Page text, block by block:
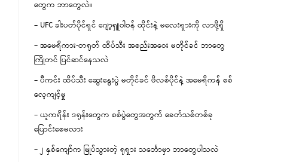
တွေက ဘာတွေလဲ။
– UFC ခါးပတ်ပိုင်ရှင် ဂျော့ရှူဝါဗန် ထိုင်းနဲ့ မလေးရှားကို လာဖို့ရှိ
– အမေရိကား-တရုတ် ထိပ်သီး အစည်းအဝေး မတိုင်ခင် ဘာတွေ
ကြိုတင် ပြင်ဆင်နေသလဲ
– ပီကင်း ထိပ်သီး ဆွေးနွေးပွဲ မတိုင်ခင် ဖိလစ်ပိုင်နဲ့ အမေရိကန် စစ်
လေ့ကျင့်မှု
– ယူကရိန်း ဒရုန်းတွေက စစ်ပွဲတွေအတွက် ခေတ်သစ်တစ်ခု
ပြောင်းစေမလား
– ၂ နှစ်ကျော်က မြုပ်သွားတဲ့ ရုရှား သင်္ဘောမှာ ဘာတွေပါသလဲ